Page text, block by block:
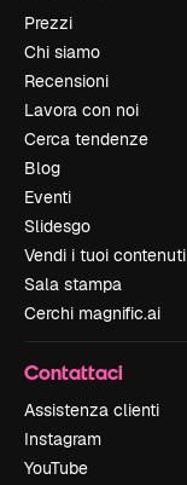
Prezzi
Chi siamo
Recensioni
Lavora con noi
Cerca tendenze
Blog
Eventi
Slidesgo
Vendi i tuoi contenuti
Sala stampa
Cerchi magnific.ai
Contattaci
Assistenza clienti
Instagram
YouTube